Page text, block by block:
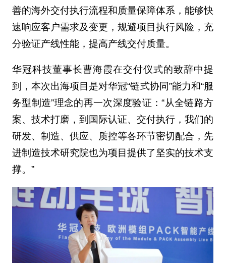
善的海外交付执行流程和质量保障体系，能够快
速响应客户需求及变更，规避项目执行风险，充
分验证产线性能，提高产线交付质量。
华冠科技董事长曹海霞在交付仪式的致辞中提
到，本次出海项目是对华冠“链式协同”能力和“服
务型制造”理念的再一次深度验证：“从全链路方
案、技术打磨，到国际认证、交付执行，我们的
研发、制造、供应、质控等各环节密切配合，先
进制造技术研究院也为项目提供了坚实的技术支
撑。”